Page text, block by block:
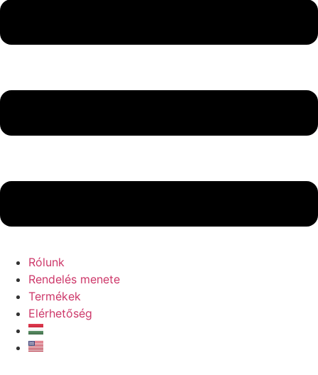
Rólunk
Rendelés menete
Termékek
Elérhetőség